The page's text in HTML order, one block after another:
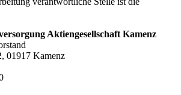
Aktiengesellschaft Kamenz
01917 Kamenz